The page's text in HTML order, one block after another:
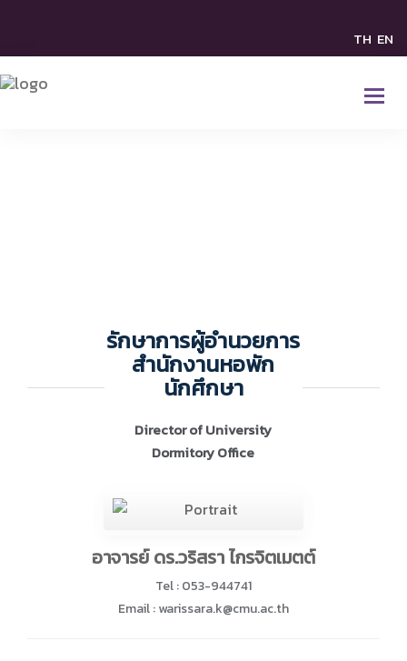
TH EN
รักษาการผู้อํานวยการ
สำนักงานหอพัก
นักศึกษา
Director of University
Dormitory Office
อาจารย์ ดร.วริสรา ไกรจิตเมตต์
Tel : 053-944741
Email : warissara.k@cmu.ac.th